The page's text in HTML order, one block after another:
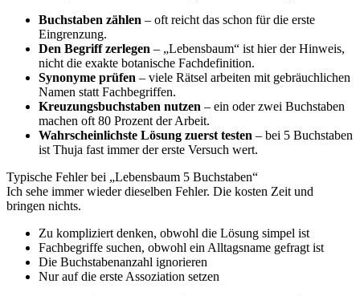
Buchstaben zählen – oft reicht das schon für die erste
Eingrenzung.
Den Begriff zerlegen – „Lebensbaum“ ist hier der Hinweis,
nicht die exakte botanische Fachdefinition.
Synonyme prüfen – viele Rätsel arbeiten mit gebräuchlichen
Namen statt Fachbegriffen.
Kreuzungsbuchstaben nutzen – ein oder zwei Buchstaben
machen oft 80 Prozent der Arbeit.
Wahrscheinlichste Lösung zuerst testen – bei 5 Buchstaben
ist Thuja fast immer der erste Versuch wert.
Typische Fehler bei „Lebensbaum 5 Buchstaben“
Ich sehe immer wieder dieselben Fehler. Die kosten Zeit und
bringen nichts.
Zu kompliziert denken, obwohl die Lösung simpel ist
Fachbegriffe suchen, obwohl ein Alltagsname gefragt ist
Die Buchstabenanzahl ignorieren
Nur auf die erste Assoziation setzen